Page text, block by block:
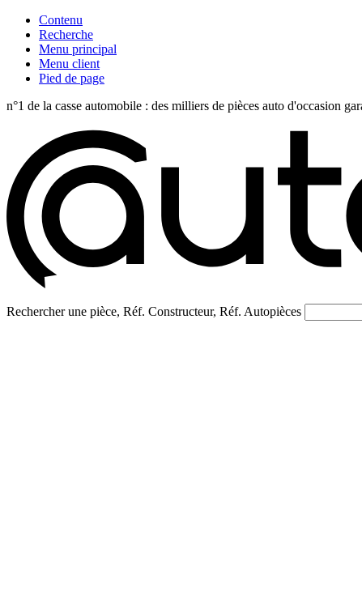
Contenu
Recherche
Menu principal
Menu client
Pied de page
n°1 de la casse automobile : des milliers de pièces auto
Rechercher une pièce, Réf. Constructeur, Réf. Autopièces